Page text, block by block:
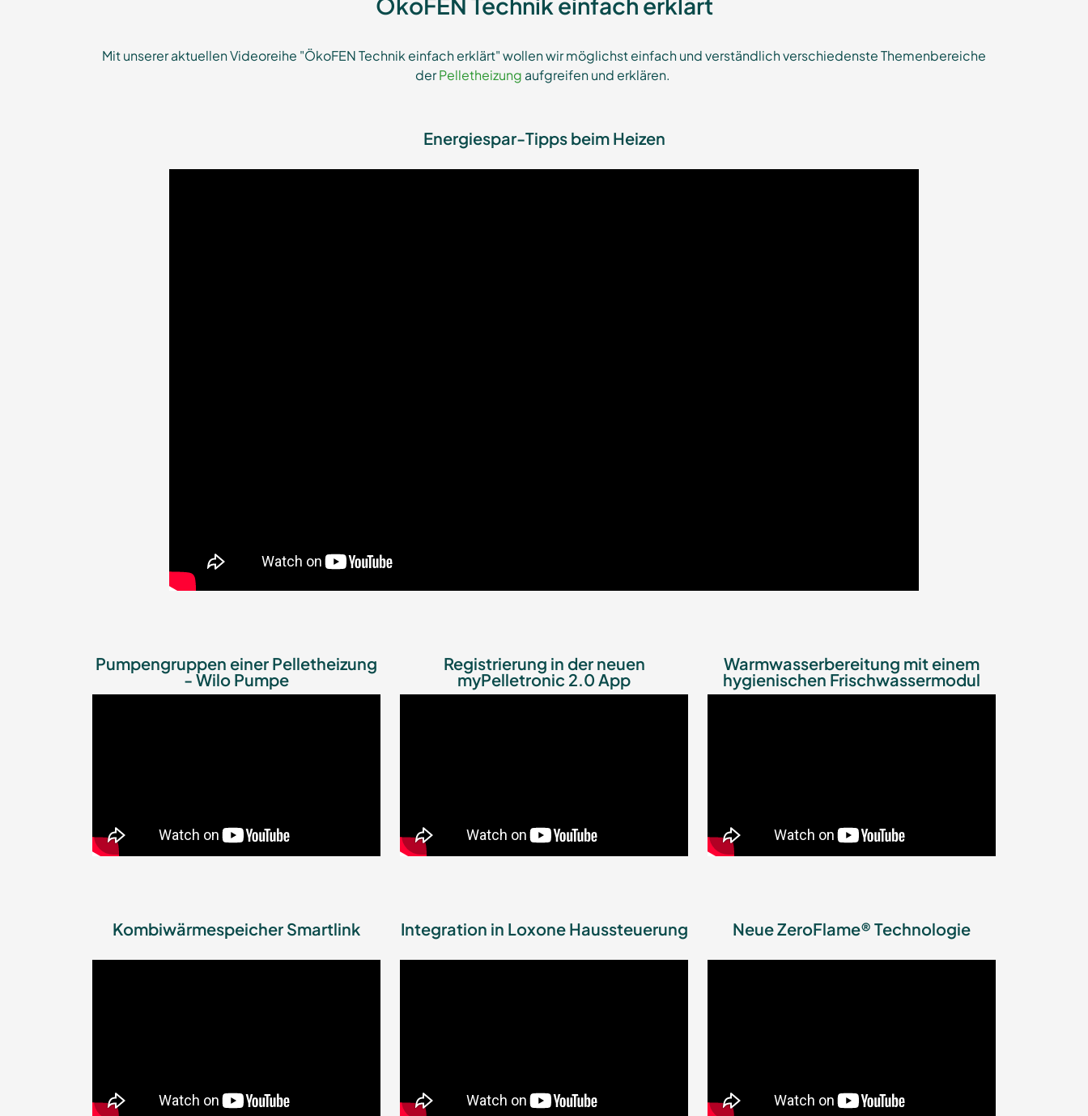
Mit unserer aktuellen Videoreihe "ÖkoFEN Technik einfach erklärt" wollen wir möglichst einfach und verständlich verschiedenste Themenbereiche
derPelletheizung aufgreifen und erklären.
Energiespar-Tipps beim Heizen
Pumpengruppen einer Pelletheizung
- Wilo Pumpe
Registrierung in der neuen
myPelletronic 2.0 App
Warmwasserbereitung mit einem
hygienischen Frischwassermodul
Kombiwärmespeicher Smartlink Integration in Loxone Haussteuerung Neue ZeroFlame® Technologie